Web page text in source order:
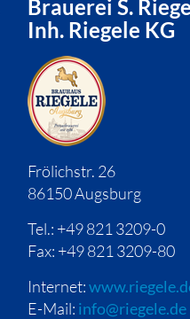
Brauerei S.
Inh. Riegele KG
Frölichstr. 26
86150 Augsburg
Tel.: +49 821 3209-0
Fax: +49 821 3209-80
Internet:
E-Mail: info@riegele.de